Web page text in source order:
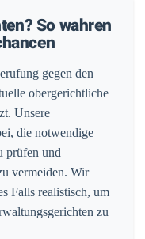
So wahren
gegen den
obergerichtliche
Unsere
die notwendige
prüfen und
vermeiden. Wir
Falls realistisch, um
zu